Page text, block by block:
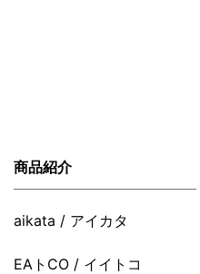
商品紹介
aikata / アイカタ
EAトCO / イイトコ